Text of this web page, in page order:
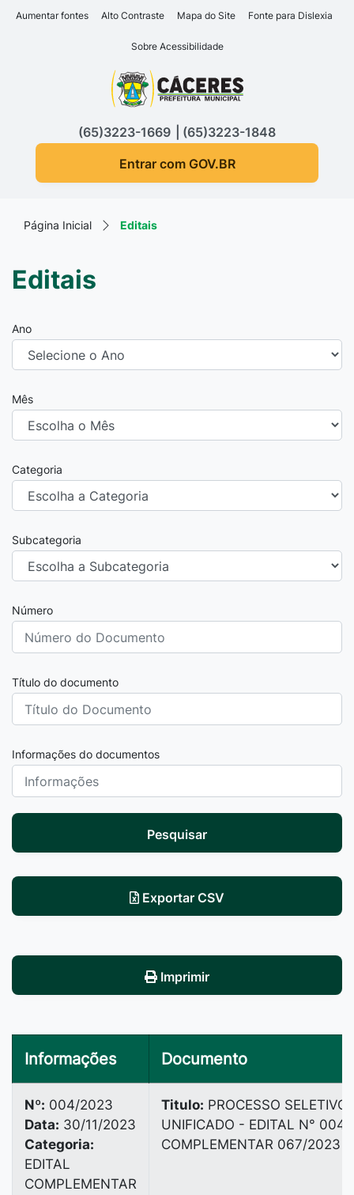
Seção de atalhos e links
Ir para o conteúdo [alt+1]
Ir para o rodapé [alt+4]
Aumentar fontes Alto Contraste Mapa do Site Fonte para Dislexia
Sobre Acessibilidade
Seção do menu principal
(65)3223-1669
(65)3223-1848
Entrar com GOV.BR
Página Inicial Editais
Editais
Ano
Mês
Categoria
Subcategoria
Número
Título do documento
Informações do documentos
Pesquisar
Exportar CSV
Imprimir
Informações Documento
Nº: 004/2023
Data: 30/11/2023
Categoria:
EDITAL
COMPLEMENTAR
Titulo: PROCESSO
UNIFICADO - EDITAL N°
COMPLEMENTAR 067/2023